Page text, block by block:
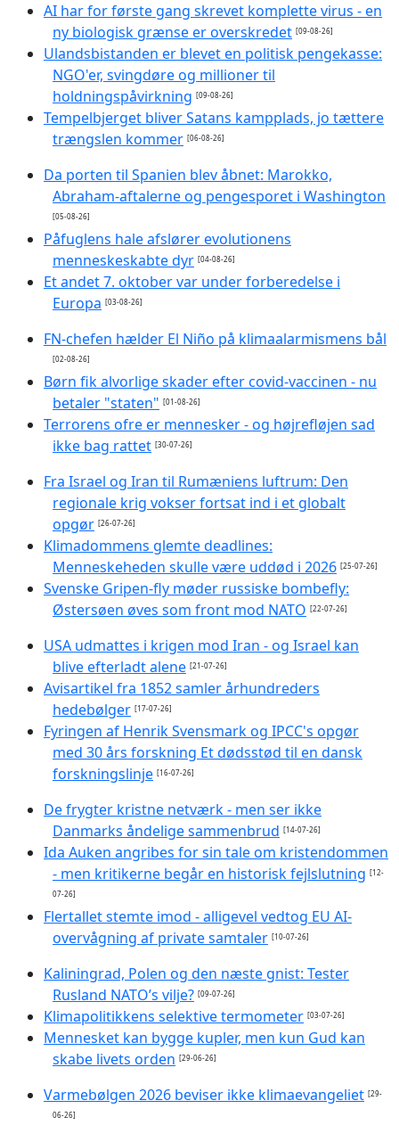
AI har for første gang skrevet komplette virus - en
ny biologisk grænse er overskredet [09-08-26]
Ulandsbistanden er blevet en politisk pengekasse:
NGO'er, svingdøre og millioner til
holdningspåvirkning [09-08-26]
Tempelbjerget bliver Satans kampplads, jo tættere
trængslen kommer [06-08-26]
Da porten til Spanien blev åbnet: Marokko,
Abraham-aftalerne og pengesporet i Washington
[05-08-26]
Påfuglens hale afslører evolutionens
menneskeskabte dyr [04-08-26]
Et andet 7. oktober var under forberedelse i
Europa [03-08-26]
FN-chefen hælder El Niño på klimaalarmismens bål
[02-08-26]
Børn fik alvorlige skader efter covid-vaccinen - nu
betaler "staten" [01-08-26]
Terrorens ofre er mennesker - og højrefløjen sad
ikke bag rattet [30-07-26]
Fra Israel og Iran til Rumæniens luftrum: Den
regionale krig vokser fortsat ind i et globalt
opgør [26-07-26]
Klimadommens glemte deadlines:
Menneskeheden skulle være uddød i 2026 [25-07-26]
Svenske Gripen-fly møder russiske bombefly:
Østersøen øves som front mod NATO [22-07-26]
USA udmattes i krigen mod Iran - og Israel kan
blive efterladt alene [21-07-26]
Avisartikel fra 1852 samler århundreders
hedebølger [17-07-26]
Fyringen af Henrik Svensmark og IPCC's opgør
med 30 års forskning Et dødsstød til en dansk
forskningslinje [16-07-26]
De frygter kristne netværk - men ser ikke
Danmarks åndelige sammenbrud [14-07-26]
Ida Auken angribes for sin tale om kristendommen
- men kritikerne begår en historisk fejlslutning [12-
07-26]
Flertallet stemte imod - alligevel vedtog EU AI-
overvågning af private samtaler [10-07-26]
Kaliningrad, Polen og den næste gnist: Tester
Rusland NATO’s vilje? [09-07-26]
Klimapolitikkens selektive termometer [03-07-26]
Mennesket kan bygge kupler, men kun Gud kan
skabe livets orden [29-06-26]
Varmebølgen 2026 beviser ikke klimaevangeliet [29-
06-26]